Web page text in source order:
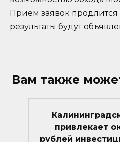
Прием заявок продлится
результаты будут
Вам также
привлекает
рублей